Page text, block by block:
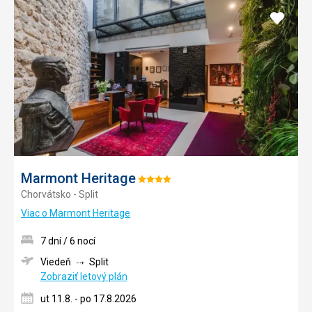
Marmont HeritageHodnotenie:
Chorvátsko - Split
Viac o Marmont Heritage
Pridať
do
7 dní / 6 nocí
Viedeň
Split
Zobraziť letový plán
ut 11.8. - po 17.8.2026